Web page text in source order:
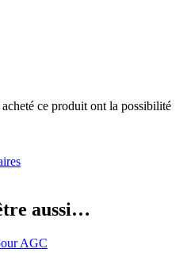
ce produit ont la possibilité
aussi…